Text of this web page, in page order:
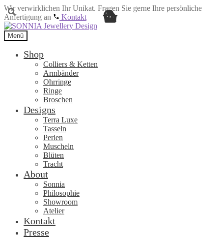
Wir verwirklichen Ihr Unikat. Fragen Sie gerne Ihre persönliche
Anfertigung an
Kontakt
Zur
Navigation
springen
Zum
Inhalt
springen
Menü
Shop
Colliers & Ketten
Armbänder
Ohrringe
Ringe
Broschen
Designs
Terra Luxe
Tasseln
Perlen
Muscheln
Blüten
Tracht
About
Sonnia
Philosophie
Showroom
Atelier
Kontakt
Presse